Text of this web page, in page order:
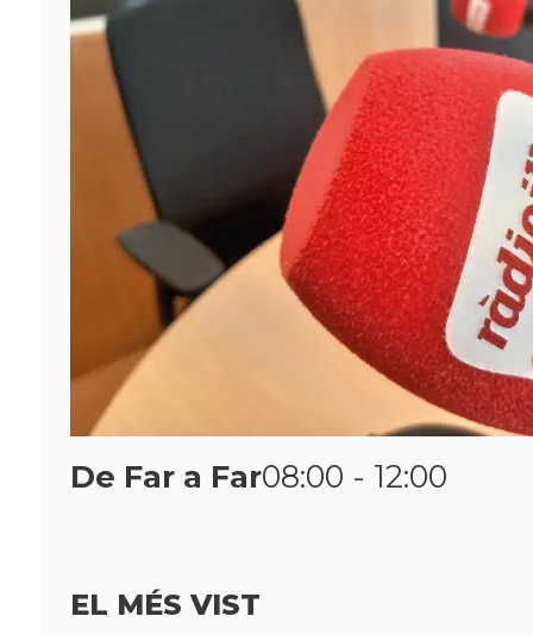
De Far a Far08:00 - 12:00
EL MÉS VIST